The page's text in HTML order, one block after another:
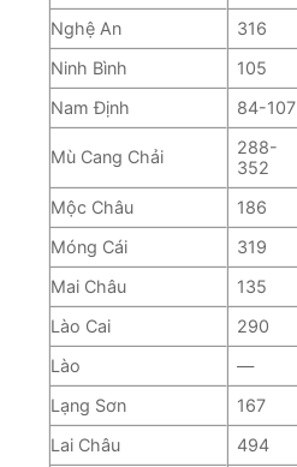
Nghệ An 316
Ninh Bình
105
Nam Định
84-107
Mù Cang Chải
288-
352
Mộc Châu 186
Móng Cái
319
Mai Châu
135
Lào Cai
290
Lào
—
Lạng Sơn
167
Lai Châu
494